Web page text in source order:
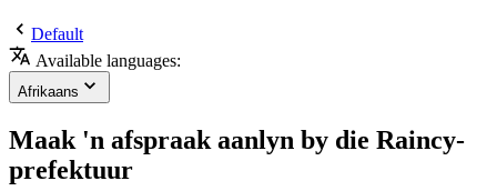
Default
Available languages:
Afrikaans
Maak 'n afspraak aanlyn by die Raincy-
prefektuur